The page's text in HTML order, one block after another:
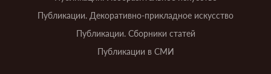
Публикации. Декоративно-прикладное искусство
Публикации. Сборники статей
Публикации в СМИ